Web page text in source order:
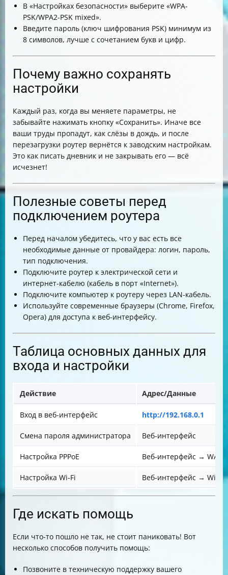
В «Настройках безопасности» выберите «WPA-
PSK/WPA2-PSK mixed».
Введите пароль (ключ шифрования PSK) минимум из
8 символов, лучше с сочетанием букв и цифр.
Почему важно сохранять
настройки
Каждый раз, когда вы меняете параметры, не
забывайте нажимать кнопку «Сохранить». Иначе все
ваши труды пропадут, как слёзы в дождь, и после
перезагрузки роутер вернётся к заводским настройкам.
Это как писать дневник и не закрывать его — всё
исчезнет!
Полезные советы перед
подключением роутера
Перед началом убедитесь, что у вас есть все
необходимые данные от провайдера: логин, пароль,
тип подключения.
Подключите роутер к электрической сети и
интернет-кабелю (кабель в порт «Internet»).
Подключите компьютер к роутеру через LAN-кабель.
Используйте современные браузеры (Chrome, Firefox,
Opera) для доступа к веб-интерфейсу.
Таблица основных данных для
входа и настройки
Действие Адрес/Данные
Вход в веб-интерфейс http://192.168.0.1
Смена пароля администратора Веб-интерфейс
Настройка PPPoE Веб-интерфейс → WAN
Настройка Wi-Fi Веб-интерфейс → Wi-Fi
Где искать помощь
Если что-то пошло не так, не стоит паниковать! Вот
несколько способов получить помощь:
Позвоните в техническую поддержку вашего